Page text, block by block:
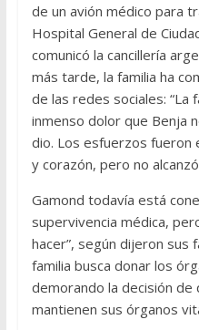
de un avión médico para
Hospital General de
comunicó la cancillería
más tarde, la familia ha
de las redes sociales: “La
inmenso dolor que Benja
dio. Los esfuerzos fueron
y corazón, pero no
Gamond todavía está
supervivencia médica,
hacer”, según dijeron sus
familia busca donar los
demorando la decisión
mantienen sus órganos